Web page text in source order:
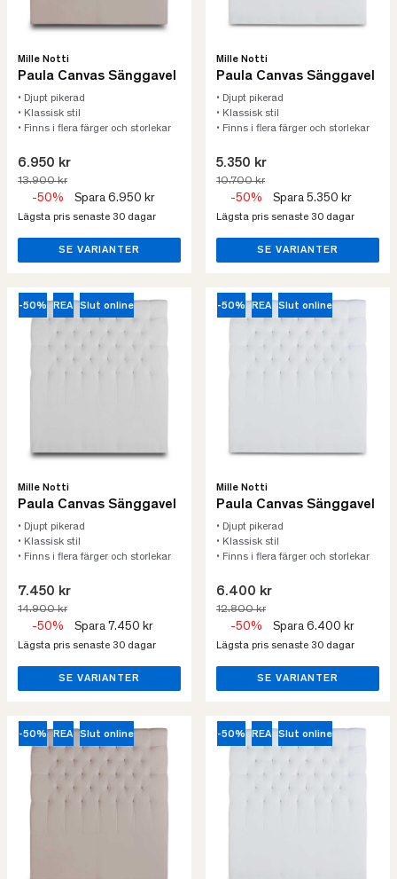
Mille Notti
Paula Canvas Sänggavel
• Djupt pikerad
• Klassisk stil
• Finns i flera färger och storlekar
6.950 kr
13.900 kr
-50% Spara 6.950 kr
Lägsta pris senaste 30 dagar
SE VARIANTER
Mille Notti
Paula Canvas Sänggavel
• Djupt pikerad
• Klassisk stil
• Finns i flera färger och storlekar
5.350 kr
10.700 kr
-50% Spara 5.350 kr
Lägsta pris senaste 30 dagar
SE VARIANTER
-50% REA Slut online
Mille Notti
Paula Canvas Sänggavel
• Djupt pikerad
• Klassisk stil
• Finns i flera färger och storlekar
7.450 kr
14.900 kr
-50% Spara 7.450 kr
Lägsta pris senaste 30 dagar
SE VARIANTER
-50% REA Slut online
Mille Notti
Paula Canvas Sänggavel
• Djupt pikerad
• Klassisk stil
• Finns i flera färger och storlekar
6.400 kr
12.800 kr
-50% Spara 6.400 kr
Lägsta pris senaste 30 dagar
SE VARIANTER
-50% REA Slut online -50% REA Slut online